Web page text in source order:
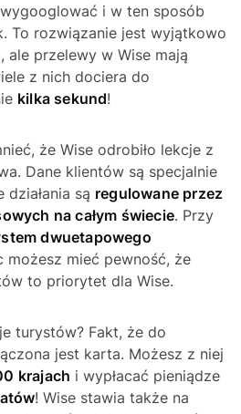
i w ten sposób
To rozwiązanie jest wyjątkowo
przelewy w Wise mają
z nich dociera do
kilka sekund!
że Wise odrobiło lekcje z
Dane klientów są specjalnie
są regulowane przez
na całym świecie. Przy
dwuetapowego
możesz mieć pewność, że
to priorytet dla Wise.
turystów? Fakt, że do
jest karta. Możesz z niej
krajach i wypłacać pieniądze
! Wise stawia także na